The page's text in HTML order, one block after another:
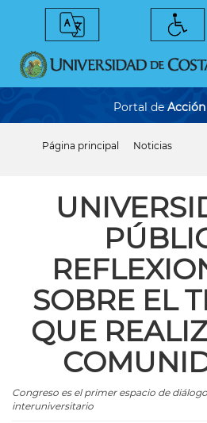
Portal de
ayuda
Página principal Noticias
SOBRE EL
QUE
Congreso es el primer espacio de
interuniversitario